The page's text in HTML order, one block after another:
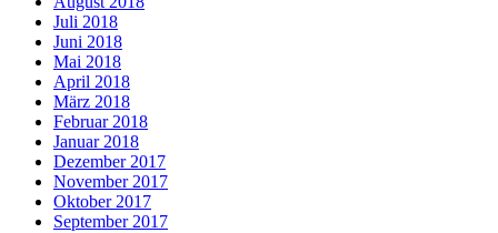
Juli 2018
Juni 2018
Mai 2018
April 2018
März 2018
Februar 2018
Januar 2018
Dezember 2017
November 2017
Oktober 2017
September 2017